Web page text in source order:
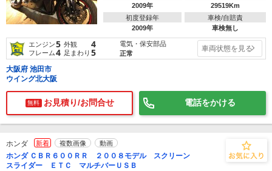
2009年
29519Km
初度登録年
2009年
車検/自賠責
車検無し
エンジン5 外観 4
フレーム4 足まわり 5
電気・保安部品
正常
車両状態を見る
大阪府 池田市
ウイング北大阪
無料 お見積り/お問合せ 電話をかける
ホンダ 新着 複数画像 動画
ホンダ ＣＢＲ６００ＲＲ ２００８モデル スクリーン
スライダー ＥＴＣ マルチバーＵＳＢ